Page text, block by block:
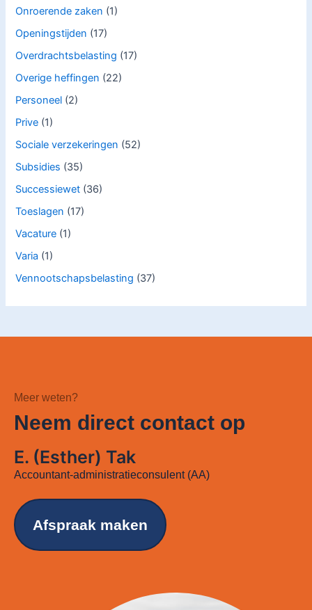
Onroerende zaken (1)
Openingstijden (17)
Overdrachtsbelasting (17)
Overige heffingen (22)
Personeel (2)
Prive (1)
Sociale verzekeringen (52)
Subsidies (35)
Successiewet (36)
Toeslagen (17)
Vacature (1)
Varia (1)
Vennootschapsbelasting (37)
Meer weten?
Neem direct contact op
E. (Esther) Tak
Accountant-administratieconsulent (AA)
Afspraak maken